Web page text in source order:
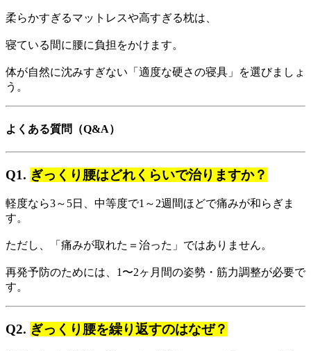
柔らかすぎるマットレスや高すぎる枕は、
寝ている間に腰に負担をかけます。
体が自然に沈みすぎない「適度な硬さの寝具」を選びましょ
う。
よくある質問（Q&A）
Q1. ぎっくり腰はどれくらいで治りますか？
軽度なら3～5日、中等度で1～2週間ほどで痛みが和らぎま
す。
ただし、「痛みが取れた＝治った」ではありません。
再発予防のためには、1〜2ヶ月間の姿勢・筋力調整が必要で
す。
Q2. ぎっくり腰を繰り返すのはなぜ？